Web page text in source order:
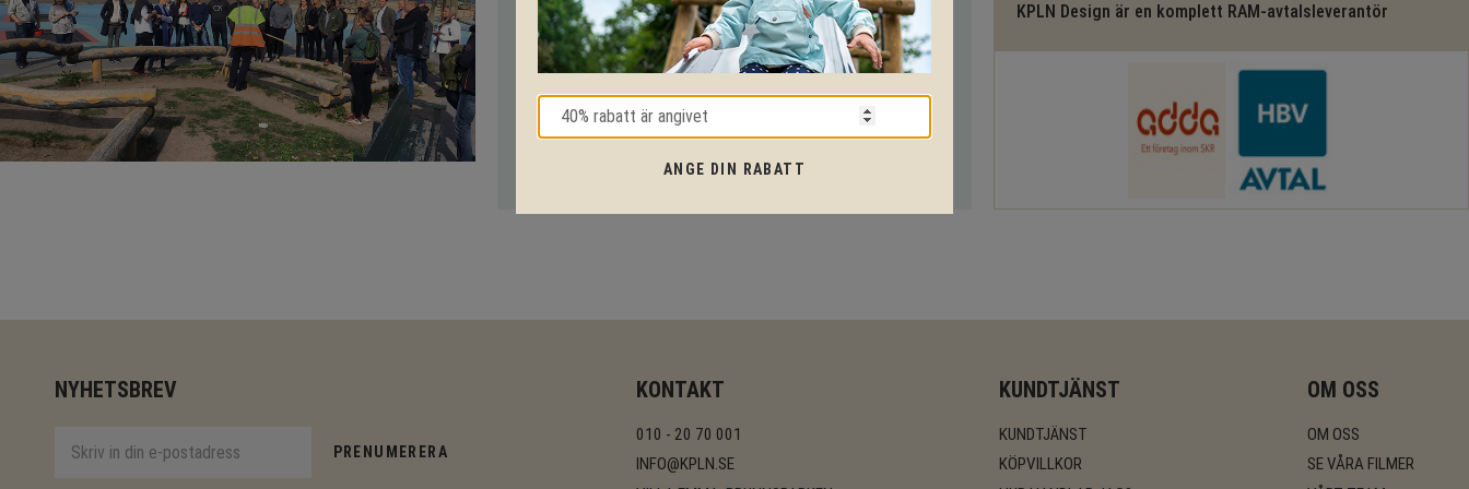
Med vår mångåriga kunskap från produkter till säkerhet och
tekniska lösningar så hjälper vi dig igenom hela projektet.
support@kpln.se
KPLN Design är en komplett RAM-avtalsleverantör
NYHETSBREV
PRENUMERERA
KONTAKT
010 - 20 70 001
INFO@KPLN.SE
KUNDTJÄNST
KUNDTJÄNST
KÖPVILLKOR
OM OSS
OM OSS
SE VÅRA FILMER
ANGE DIN RABATT